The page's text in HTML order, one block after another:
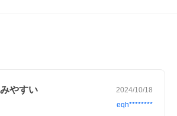
やすい 2024/10/18
eqh********